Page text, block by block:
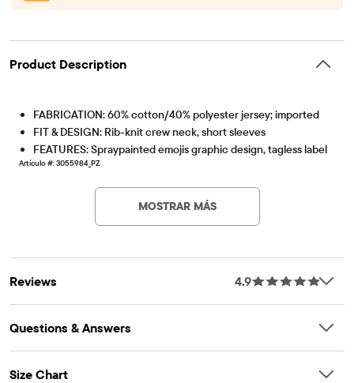
Product Description
FABRICATION: 60% cotton/40% polyester jersey; imported
FIT & DESIGN: Rib-knit crew neck, short sleeves
FEATURES: Spraypainted emojis graphic design, tagless label
Artículo #: 3055984_PZ
MOSTRAR MÁS
Reviews 4.9
Questions & Answers
Size Chart